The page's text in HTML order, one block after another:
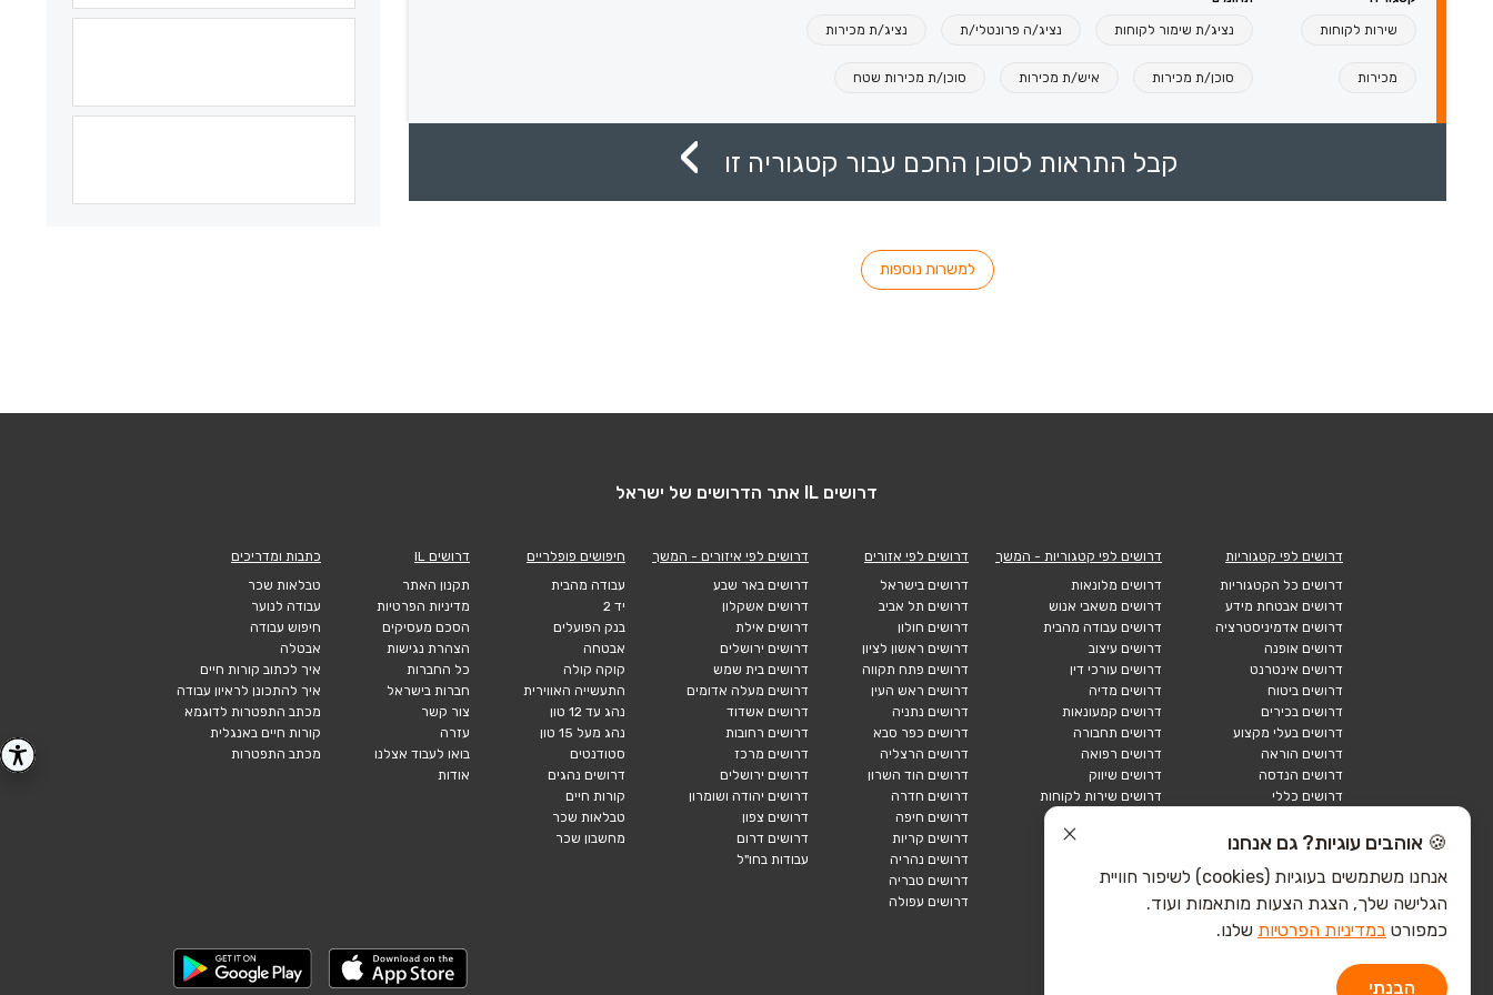
שירות לקוחות נציג/ת שימור לקוחות נציג/ה פרונטלי/ת נציג/ת מכירות
מכירות סוכן/ת מכירות איש/ת מכירות סוכן/ת מכירות שטח
קבל התראות לסוכן החכם עבור קטגוריה זו
למשרות נוספות
דרושים IL אתר הדרושים של ישראל
דרושים לפי קטגוריות
דרושים כל הקטגוריות
דרושים אבטחת מידע
דרושים אדמיניסטרציה
דרושים אופנה
דרושים אינטרנט
דרושים ביטוח
דרושים בכירים
דרושים בעלי מקצוע
דרושים הוראה
דרושים הנדסה
דרושים כללי
דרושים לוגיסטיקה
דרושים מכירות
הייטק חומרה
דרושים לפי קטגוריות - המשך
דרושים מלונאות
דרושים משאבי אנוש
דרושים עבודה מהבית
דרושים עיצוב
דרושים עורכי דין
דרושים מדיה
דרושים קמעונאות
דרושים תחבורה
דרושים רפואה
דרושים שיווק
דרושים שירות לקוחות
הייטק כללי
הייטק תוכנה
דרושים לפי אזורים
דרושים בישראל
דרושים תל אביב
דרושים חולון
דרושים ראשון לציון
דרושים פתח תקווה
דרושים ראש העין
דרושים נתניה
דרושים כפר סבא
דרושים הרצליה
דרושים הוד השרון
דרושים חדרה
דרושים חיפה
דרושים קריות
דרושים נהריה
דרושים טבריה
דרושים עפולה
דרושים לפי איזורים - המשך
דרושים באר שבע
דרושים אשקלון
דרושים אילת
דרושים ירושלים
דרושים בית שמש
דרושים מעלה אדומים
דרושים אשדוד
דרושים רחובות
דרושים מרכז
דרושים ירושלים
דרושים יהודה ושומרון
דרושים צפון
דרושים דרום
עבודות בחו"ל
חיפושים פופלריים
עבודה מהבית
יד 2
בנק הפועלים
אבטחה
קוקה קולה
התעשייה האווירית
נהג עד 12 טון
נהג מעל 15 טון
סטודנטים
דרושים נהגים
קורות חיים
טבלאות שכר
מחשבון שכר
דרושים IL
תקנון האתר
מדיניות הפרטיות
הסכם מעסיקים
הצהרת נגישות
כל החברות
חברות בישראל
צור קשר
עזרה
בואו לעבוד אצלנו
אודות
כתבות ומדריכים
טבלאות שכר
עבודה לנוער
חיפוש עבודה
אבטלה
איך לכתוב קורות חיים
איך להתכונן לראיון עבודה
מכתב התפטרות לדוגמא
קורות חיים באנגלית
מכתב התפטרות
🍪 אוהבים עוגיות? גם אנחנו
אנחנו משתמשים בעוגיות (cookies) לשיפור חוויית
הגלישה שלך, הצגת הצעות מותאמות ועוד.
כמפורט במדיניות הפרטיות שלנו.
הבנתי